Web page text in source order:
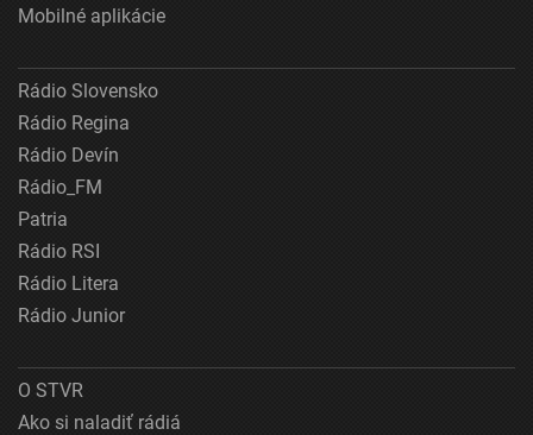
Mobilné aplikácie
Rádio Slovensko
Rádio Regina
Rádio Devín
Rádio_FM
Patria
Rádio RSI
Rádio Litera
Rádio Junior
O STVR
Ako si naladiť rádiá